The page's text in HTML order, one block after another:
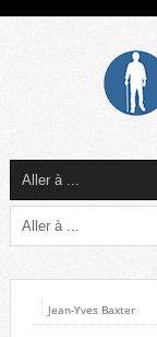
Jean-Yves Baxter